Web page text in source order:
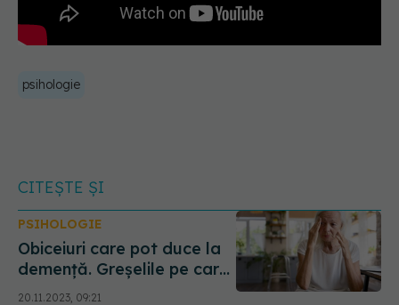
psihologie
CITEȘTE ȘI
PSIHOLOGIE
Obiceiuri care pot duce la
demență. Greșelile pe care
le faci tot timpul
20.11.2023, 09:21